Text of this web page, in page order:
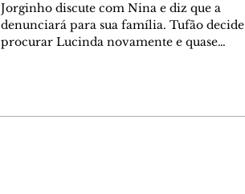
Jorginho discute com Nina e diz que a
denunciará para sua família. Tufão decide
procurar Lucinda novamente e quase